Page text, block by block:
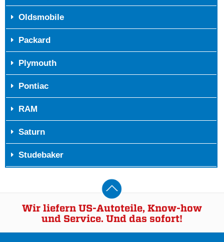
Oldsmobile
Packard
Plymouth
Pontiac
RAM
Saturn
Studebaker
Wir liefern US-Autoteile, Know-how
und Service. Und das sofort!